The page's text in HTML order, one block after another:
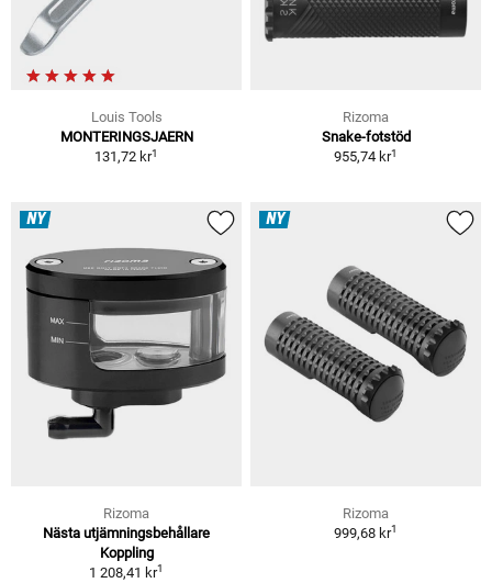
Louis Tools
MONTERINGSJAERN
131,72 kr1
Rizoma
Snake-fotstöd
955,74 kr1
NY
Rizoma
Nästa utjämningsbehållare
Koppling
1 208,41 kr1
NY
Rizoma
999,68 kr1